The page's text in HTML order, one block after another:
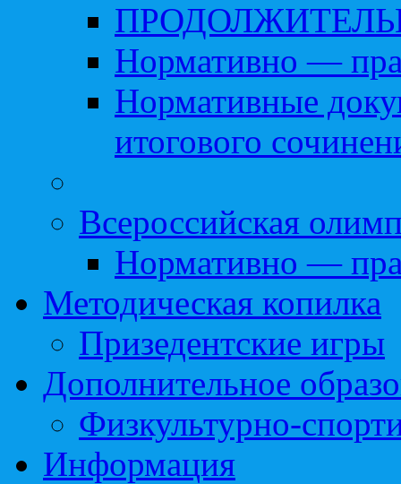
Нормативно —
Нормативные
итогового
Всероссийская
Нормативно —
Методическая копилка
Призедентские игры
Дополнительное
Физкультурно-
Информация